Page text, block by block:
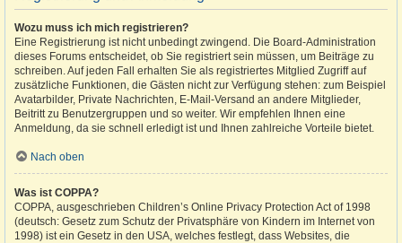
Wozu muss ich mich registrieren?
Eine Registrierung ist nicht unbedingt zwingend. Die Board-Administration
dieses Forums entscheidet, ob Sie registriert sein müssen, um Beiträge zu
schreiben. Auf jeden Fall erhalten Sie als registriertes Mitglied Zugriff auf
zusätzliche Funktionen, die Gästen nicht zur Verfügung stehen: zum Beispiel
Avatarbilder, Private Nachrichten, E-Mail-Versand an andere Mitglieder,
Beitritt zu Benutzergruppen und so weiter. Wir empfehlen Ihnen eine
Anmeldung, da sie schnell erledigt ist und Ihnen zahlreiche Vorteile bietet.
Nach oben
Was ist COPPA?
COPPA, ausgeschrieben Children’s Online Privacy Protection Act of 1998
(deutsch: Gesetz zum Schutz der Privatsphäre von Kindern im Internet von
1998) ist ein Gesetz in den USA, welches festlegt, dass Websites, die